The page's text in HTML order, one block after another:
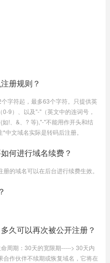
册规则？
字符起，最多63个字符。只提供英
9）、以及"-"（英文中的连词号，
!、&、? 等),"-"不能用作开头和结
文域名实际是转码后注册。
何进行域名续费？
的域名可以在后台进行续费生效。
久可以再次被公开注册？
周期：30天的宽限期-----> 30天内
作伙伴不续期或恢复域名，它将在